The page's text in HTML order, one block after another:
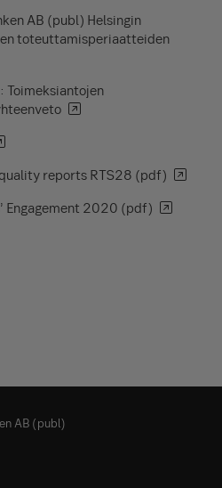
AB (publ) Helsingin
toteuttamisperiaatteiden
Toimeksiantojen
reports RTS28 (pdf)
Engagement 2020 (pdf)
AB (publ)